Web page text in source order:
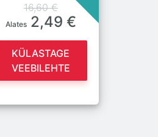
16,60 €
Alates2,49 €
KÜLASTAGE
VEEBILEHTE